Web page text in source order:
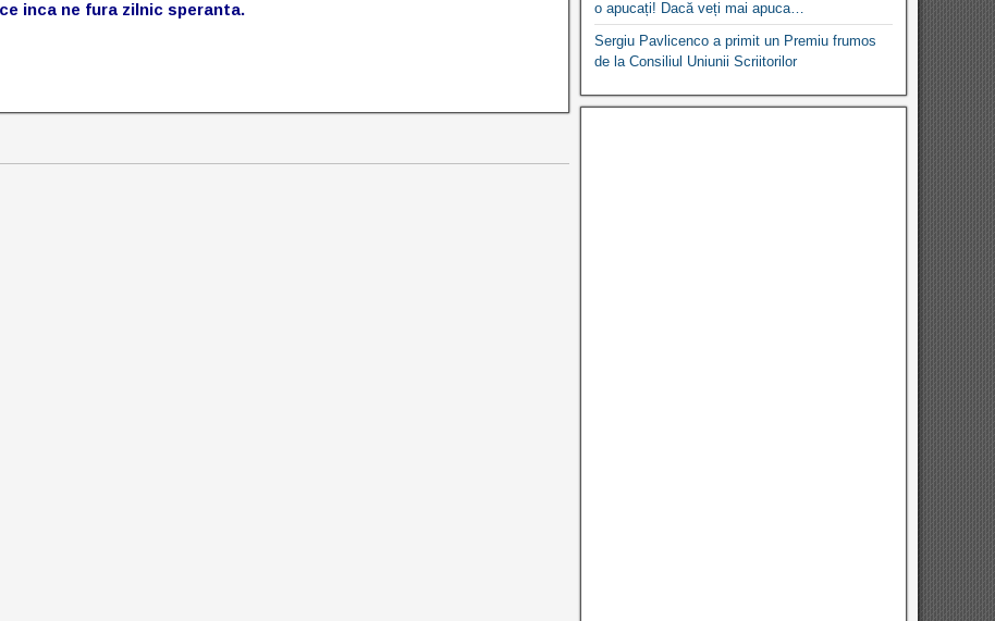
inca ne fura zilnic speranta.
o apucați! Dacă veți mai apuca…
Sergiu Pavlicenco a primit un Premiu frumos
de la Consiliul Uniunii Scriitorilor